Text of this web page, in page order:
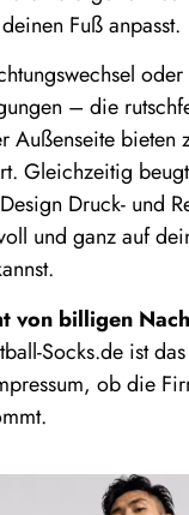
Fuß anpasst.
– die
Außenseite bieten
Gleichzeitig
Druck- und
und ganz auf
von billigen
Socks.de ist
ob die